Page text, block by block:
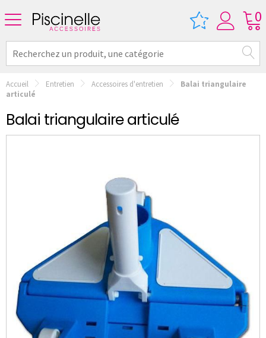
0
Accueil Entretien Accessoires d'entretien
Balai triangulaire
articulé
Balai triangulaire articulé